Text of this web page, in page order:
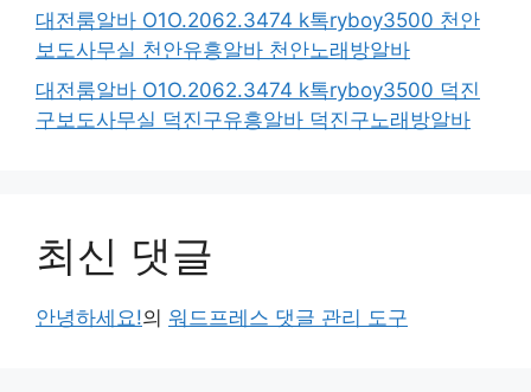
대전룸알바 O1O.2062.3474 k톡ryboy3500 천안
보도사무실 천안유흥알바 천안노래방알바
대전룸알바 O1O.2062.3474 k톡ryboy3500 덕진
구보도사무실 덕진구유흥알바 덕진구노래방알바
최신 댓글
안녕하세요!의 워드프레스 댓글 관리 도구